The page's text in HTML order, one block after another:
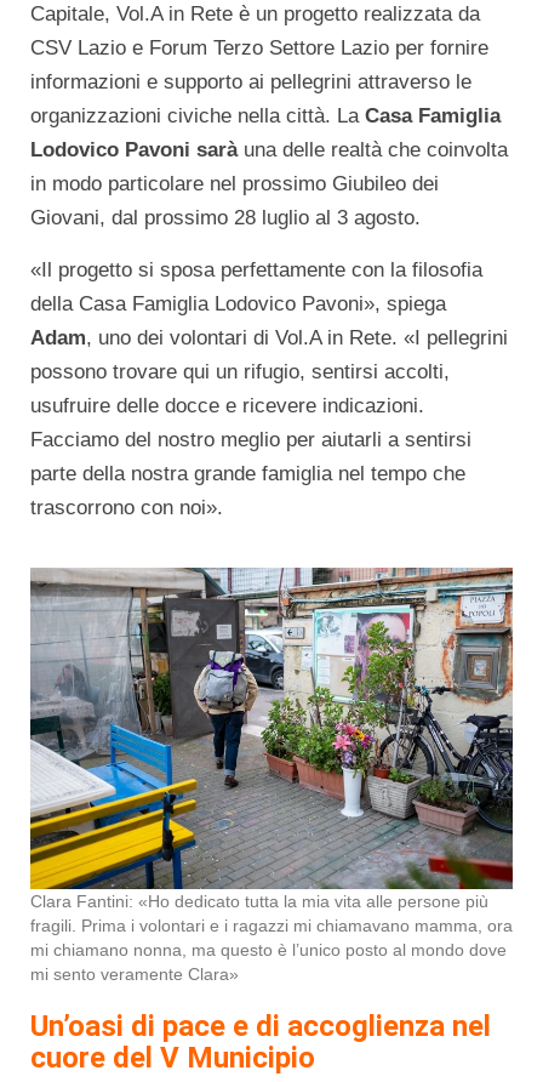
Capitale, Vol.A in Rete è un progetto realizzata da
CSV Lazio e Forum Terzo Settore Lazio per fornire
informazioni e supporto ai pellegrini attraverso le
organizzazioni civiche nella città. La Casa Famiglia
Lodovico Pavoni sarà una delle realtà che coinvolta
in modo particolare nel prossimo Giubileo dei
Giovani, dal prossimo 28 luglio al 3 agosto.
«Il progetto si sposa perfettamente con la filosofia
della Casa Famiglia Lodovico Pavoni», spiega
Adam, uno dei volontari di Vol.A in Rete. «I pellegrini
possono trovare qui un rifugio, sentirsi accolti,
usufruire delle docce e ricevere indicazioni.
Facciamo del nostro meglio per aiutarli a sentirsi
parte della nostra grande famiglia nel tempo che
trascorrono con noi».
Clara Fantini: «Ho dedicato tutta la mia vita alle persone più
fragili. Prima i volontari e i ragazzi mi chiamavano mamma, ora
mi chiamano nonna, ma questo è l’unico posto al mondo dove
mi sento veramente Clara»
Un’oasi di pace e di accoglienza nel
cuore del V Municipio